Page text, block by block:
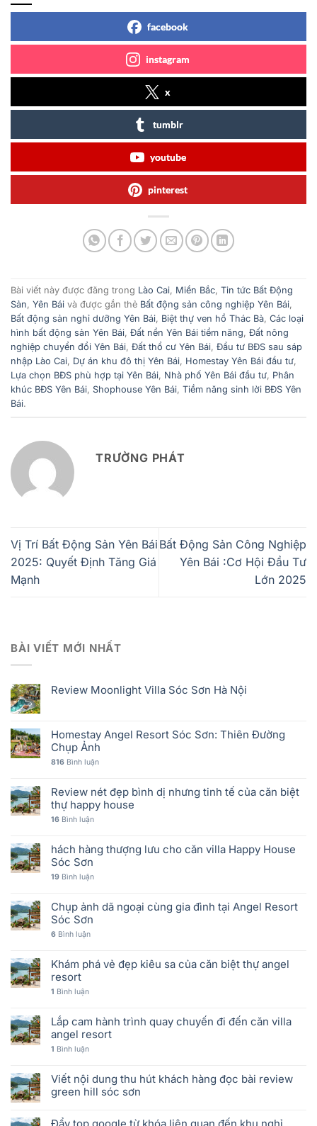
facebook
instagram
x
tumblr
youtube
pinterest
Bài viết này được đăng trong Lào Cai, Miền Bắc, Tin tức Bất Động
Sản, Yên Bái và được gắn thẻ Bất động sản công nghiệp Yên Bái,
Bất động sản nghỉ dưỡng Yên Bái, Biệt thự ven hồ Thác Bà, Các loại
hình bất động sản Yên Bái, Đất nền Yên Bái tiềm năng, Đất nông
nghiệp chuyển đổi Yên Bái, Đất thổ cư Yên Bái, Đầu tư BĐS sau sáp
nhập Lào Cai, Dự án khu đô thị Yên Bái, Homestay Yên Bái đầu tư,
Lựa chọn BĐS phù hợp tại Yên Bái, Nhà phố Yên Bái đầu tư, Phân
khúc BĐS Yên Bái, Shophouse Yên Bái, Tiềm năng sinh lời BĐS Yên
Bái.
TRƯỜNG PHÁT
Vị Trí Bất Động Sản Yên Bái
2025: Quyết Định Tăng Giá
Mạnh
Bất Động Sản Công Nghiệp
Yên Bái :Cơ Hội Đầu Tư
Lớn 2025
BÀI VIẾT MỚI NHẤT
Review Moonlight Villa Sóc Sơn Hà Nội
Homestay Angel Resort Sóc Sơn: Thiên Đường
Chụp Ảnh
816 Bình luận
Review nét đẹp bình dị nhưng tinh tế của căn biệt
thự happy house
16 Bình luận
hách hàng thượng lưu cho căn villa Happy House
Sóc Sơn
19 Bình luận
Chụp ảnh dã ngoại cùng gia đình tại Angel Resort
Sóc Sơn
6 Bình luận
Khám phá vẻ đẹp kiêu sa của căn biệt thự angel
resort
1 Bình luận
Lắp cam hành trình quay chuyến đi đến căn villa
angel resort
1 Bình luận
Viết nội dung thu hút khách hàng đọc bài review
green hill sóc sơn